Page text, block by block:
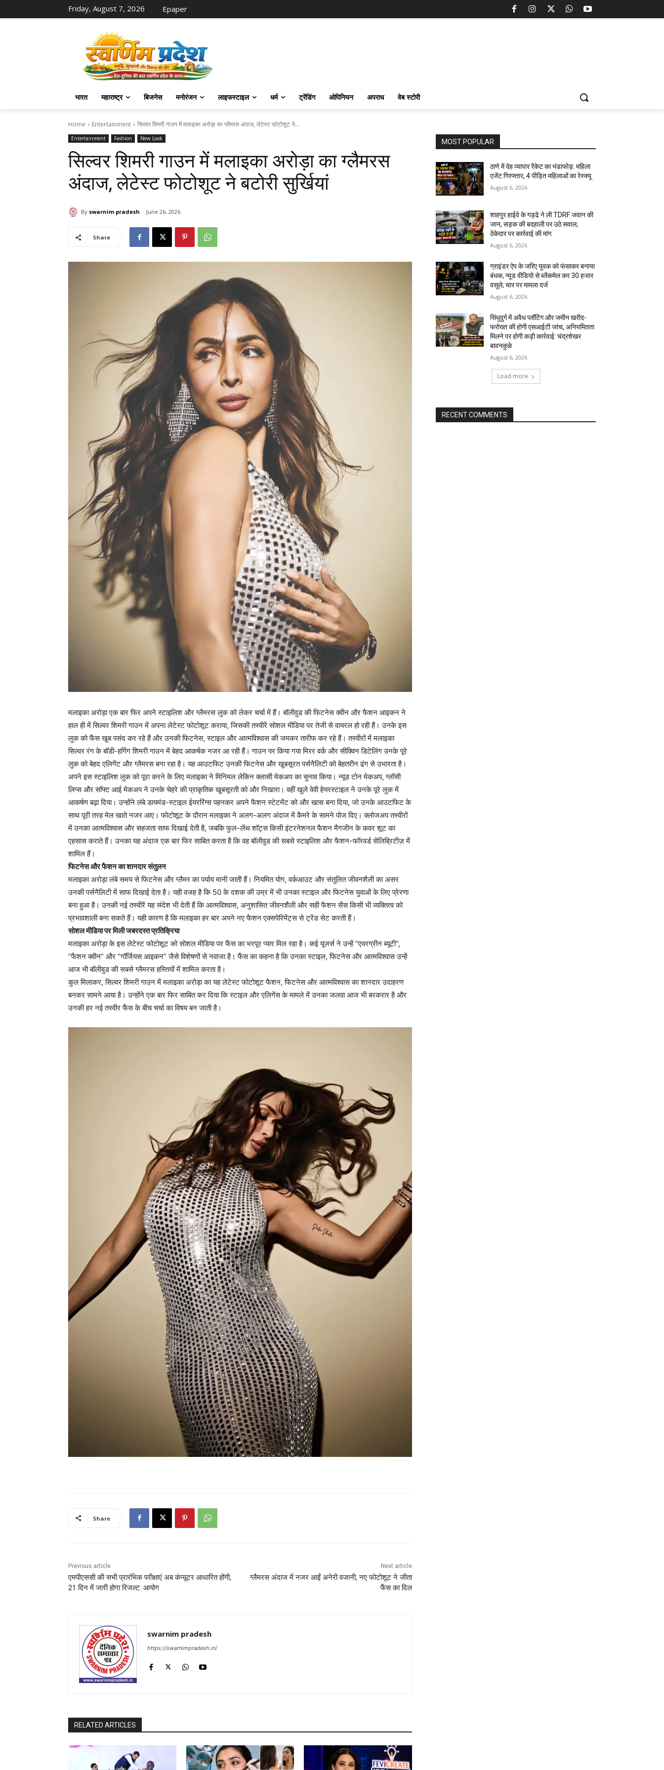
Friday, August 7, 2026 Epaper
भारत महाराष्ट्र बिजनेस मनोरंजन लाइफस्‍टाइल धर्म ट्रेंडिंग ओपिनियन अपराध वेब स्टोरी
Home Entertainment सिल्वर शिमरी गाउन में मलाइका अरोड़ा का ग्लैमरस अंदाज, लेटेस्ट फोटोशूट ने...
Entertainment Fashion New Look
सिल्वर शिमरी गाउन में मलाइका अरोड़ा का ग्लैमरस
अंदाज, लेटेस्ट फोटोशूट ने बटोरी सुर्खियां
By swarnim pradesh June 26, 2026
Share
मलाइका अरोड़ा एक बार फिर अपने स्टाइलिश और ग्लैमरस लुक को लेकर चर्चा में हैं। बॉलीवुड की फिटनेस क्वीन और फैशन आइकन ने
हाल ही में सिल्वर शिमरी गाउन में अपना लेटेस्ट फोटोशूट कराया, जिसकी तस्वीरें सोशल मीडिया पर तेजी से वायरल हो रही हैं। उनके इस
लुक को फैंस खूब पसंद कर रहे हैं और उनकी फिटनेस, स्टाइल और आत्मविश्वास की जमकर तारीफ कर रहे हैं। तस्वीरों में मलाइका
सिल्वर रंग के बॉडी-हगिंग शिमरी गाउन में बेहद आकर्षक नजर आ रही हैं। गाउन पर किया गया मिरर वर्क और सीक्विन डिटेलिंग उनके पूरे
लुक को बेहद एलिगेंट और ग्लैमरस बना रहा है। यह आउटफिट उनकी फिटनेस और खूबसूरत पर्सनैलिटी को बेहतरीन ढंग से उभारता है।
अपने इस स्टाइलिश लुक को पूरा करने के लिए मलाइका ने मिनिमल लेकिन क्लासी मेकअप का चुनाव किया। न्यूड टोन मेकअप, ग्लॉसी
लिप्स और सॉफ्ट आई मेकअप ने उनके चेहरे की प्राकृतिक खूबसूरती को और निखारा। वहीं खुले वेवी हेयरस्टाइल ने उनके पूरे लुक में
आकर्षण बढ़ा दिया। उन्होंने लंबे डायमंड-स्टाइल ईयररिंग्स पहनकर अपने फैशन स्टेटमेंट को और खास बना दिया, जो उनके आउटफिट के
साथ पूरी तरह मेल खाते नजर आए। फोटोशूट के दौरान मलाइका ने अलग-अलग अंदाज में कैमरे के सामने पोज दिए। क्लोजअप तस्वीरों
में उनका आत्मविश्वास और सहजता साफ दिखाई देती है, जबकि फुल-लेंथ शॉट्स किसी इंटरनेशनल फैशन मैगजीन के कवर शूट का
एहसास कराते हैं। उनका यह अंदाज एक बार फिर साबित करता है कि वह बॉलीवुड की सबसे स्टाइलिश और फैशन-फॉरवर्ड सेलिब्रिटीज़ में
शामिल हैं।
फिटनेस और फैशन का शानदार संतुलन
मलाइका अरोड़ा लंबे समय से फिटनेस और ग्लैमर का पर्याय मानी जाती हैं। नियमित योग, वर्कआउट और संतुलित जीवनशैली का असर
उनकी पर्सनैलिटी में साफ दिखाई देता है। यही वजह है कि 50 के दशक की उम्र में भी उनका स्टाइल और फिटनेस युवाओं के लिए प्रेरणा
बना हुआ है। उनकी नई तस्वीरें यह संदेश भी देती हैं कि आत्मविश्वास, अनुशासित जीवनशैली और सही फैशन सेंस किसी भी व्यक्तित्व को
प्रभावशाली बना सकते हैं। यही कारण है कि मलाइका हर बार अपने नए फैशन एक्सपेरिमेंट्स से ट्रेंड सेट करती हैं।
सोशल मीडिया पर मिली जबरदस्त प्रतिक्रिया
मलाइका अरोड़ा के इस लेटेस्ट फोटोशूट को सोशल मीडिया पर फैंस का भरपूर प्यार मिल रहा है। कई यूजर्स ने उन्हें “एवरग्रीन ब्यूटी”,
“फैशन क्वीन” और “गॉर्जियस आइकन” जैसे विशेषणों से नवाजा है। फैंस का कहना है कि उनका स्टाइल, फिटनेस और आत्मविश्वास उन्हें
आज भी बॉलीवुड की सबसे ग्लैमरस हस्तियों में शामिल करता है।
कुल मिलाकर, सिल्वर शिमरी गाउन में मलाइका अरोड़ा का यह लेटेस्ट फोटोशूट फैशन, फिटनेस और आत्मविश्वास का शानदार उदाहरण
बनकर सामने आया है। उन्होंने एक बार फिर साबित कर दिया कि स्टाइल और एलिगेंस के मामले में उनका जलवा आज भी बरकरार है और
उनकी हर नई तस्वीर फैंस के बीच चर्चा का विषय बन जाती है।
Share
Previous article
एमपीएससी की सभी प्रारंभिक परीक्षाएं अब कंप्यूटर आधारित होंगी,
21 दिन में जारी होगा रिजल्ट: आयोग
Next article
ग्लैमरस अंदाज में नजर आईं अनेरी वजानी, नए फोटोशूट ने जीता
फैंस का दिल
swarnim pradesh
https://swarnimpradesh.in/
RELATED ARTICLES
MOST POPULAR
ठाणे में देह व्यापार रैकेट का भंडाफोड़: महिला
एजेंट गिरफ्तार, 4 पीड़ित महिलाओं का रेस्क्यू
August 6, 2026
शाहपुर हाईवे के गड्ढे ने ली TDRF जवान की
जान, सड़क की बदहाली पर उठे सवाल;
ठेकेदार पर कार्रवाई की मांग
August 6, 2026
ग्राइंडर ऐप के जरिए युवक को फंसाकर बनाया
बंधक, न्यूड वीडियो से ब्लैकमेल कर ₹30 हजार
वसूले; चार पर मामला दर्ज
August 6, 2026
सिंधुदुर्ग में अवैध प्लॉटिंग और जमीन खरीद-
फरोख्त की होगी एसआईटी जांच, अनियमितता
मिलने पर होगी कड़ी कार्रवाई: चंद्रशेखर
बावनकुळे
August 6, 2026
Load more
RECENT COMMENTS